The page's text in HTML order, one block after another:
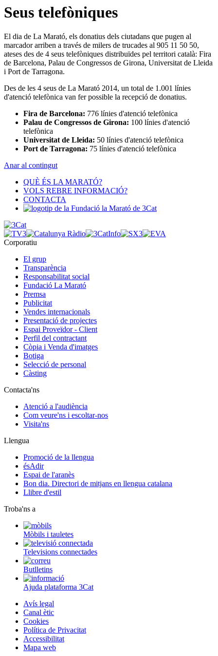
Seus telefòniques
El dia de La Marató, els donatius dels ciutadans que pugen al
marcador arriben a través de milers de trucades al 905 11 50 50,
ateses des de 4 seus telefòniques distribuïdes pel territori català: Fira
de Barcelona, Palau de Congressos de Girona, Universitat de Lleida
i Port de Tarragona.
Des de les 4 seus de La Marató 2014, un total de 1.001 línies
d'atenció telefònica van fer possible la recepció de donatius.
Fira de Barcelona: 776 línies d'atenció telefònica
Palau de Congressos de Girona: 100 línies d'atenció
telefònica
Universitat de Lleida: 50 línies d'atenció telefònica
Port de Tarragona: 75 línies d'atenció telefònica
Anar al contingut
QUÈ ÉS LA MARATÓ?
VOLS REBRE INFORMACIÓ?
CONTACTA
Corporatiu
El grup
Transparència
Responsabilitat social
Fundació La Marató
Premsa
Publicitat
Vendes internacionals
Presentació de projectes
Espai Proveïdor - Client
Perfil del contractant
Còpia i Venda d'imatges
Botiga
Selecció de personal
Càsting
Contacta'ns
Atenció a l'audiència
Com veure'ns i escoltar-nos
Visita'ns
Llengua
Promoció de la llengua
ésAdir
Espai de l'aranès
Bon dia. Directori de mitjans en llengua catalana
Llibre d'estil
Troba'ns a
Mòbils i tauletes
Televisions connectades
Butlletins
Ajuda plataforma 3Cat
Avís legal
Canal ètic
Cookies
Política de Privacitat
Accessibilitat
Mapa web